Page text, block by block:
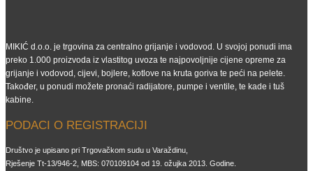
MIKIĆ d.o.o. je trgovina za centralno grijanje i vodovod. U svojoj ponudi ima
preko 1.000 proizvoda iz vlastitog uvoza te najpovoljnije cijene opreme za
grijanje i vodovod, cijevi, bojlere, kotlove na kruta goriva te peći na pelete.
Također, u ponudi možete pronaći radijatore, pumpe i ventile, te kade i tuš
kabine.
PODACI O REGISTRACIJI
Društvo je upisano pri Trgovačkom sudu u Varaždinu,
Rješenje Tt-13/946-2, MBS: 070109104 od 19. ožujka 2013. Godine.